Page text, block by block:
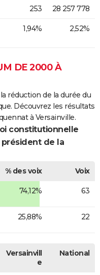
253 28 257 778
1,94% 2,52%
DE 2000 À
réduction de la durée du
Découvrez les résultats
à Versainville.
constitutionnelle
de la
% des voix
Voix
74,12% 63
25,88% 22
Versainvill
e
National